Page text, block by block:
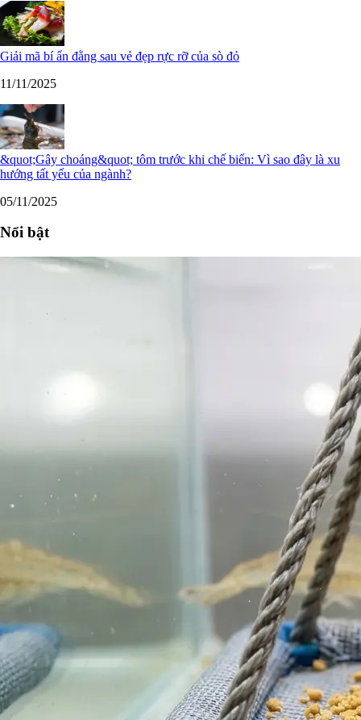
Giải mã bí ẩn đằng sau vẻ đẹp rực rỡ của sò đỏ
11/11/2025
&quot;Gây choáng&quot; tôm trước khi chế biến: Vì sao đây là xu
hướng tất yếu của ngành?
05/11/2025
Nổi bật